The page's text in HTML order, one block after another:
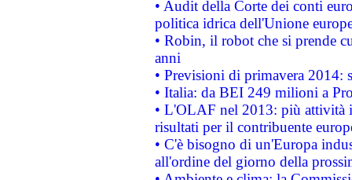
• Audit della Corte dei conti
politica idrica dell'Unione
• Robin, il robot che si prende
anni
• Previsioni di primavera 2014:
• Italia: da BEI 249 milioni a
• L'OLAF nel 2013: più attività
risultati per il contribuente
• C'è bisogno di un'Europa
all'ordine del giorno della